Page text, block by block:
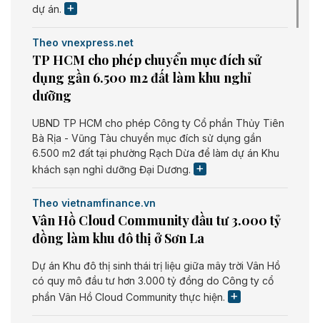
dự án.
Theo vnexpress.net
TP HCM cho phép chuyển mục đích sử
dụng gần 6.500 m2 đất làm khu nghỉ
dưỡng
UBND TP HCM cho phép Công ty Cổ phần Thủy Tiên
Bà Rịa - Vũng Tàu chuyển mục đích sử dụng gần
6.500 m2 đất tại phường Rạch Dừa để làm dự án Khu
khách sạn nghỉ dưỡng Đại Dương.
Theo vietnamfinance.vn
Vân Hồ Cloud Community đầu tư 3.000 tỷ
đồng làm khu đô thị ở Sơn La
Dự án Khu đô thị sinh thái trị liệu giữa mây trời Vân Hồ
có quy mô đầu tư hơn 3.000 tỷ đồng do Công ty cổ
phần Vân Hồ Cloud Community thực hiện.